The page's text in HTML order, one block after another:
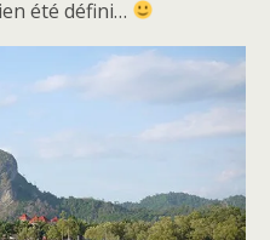
été défini…